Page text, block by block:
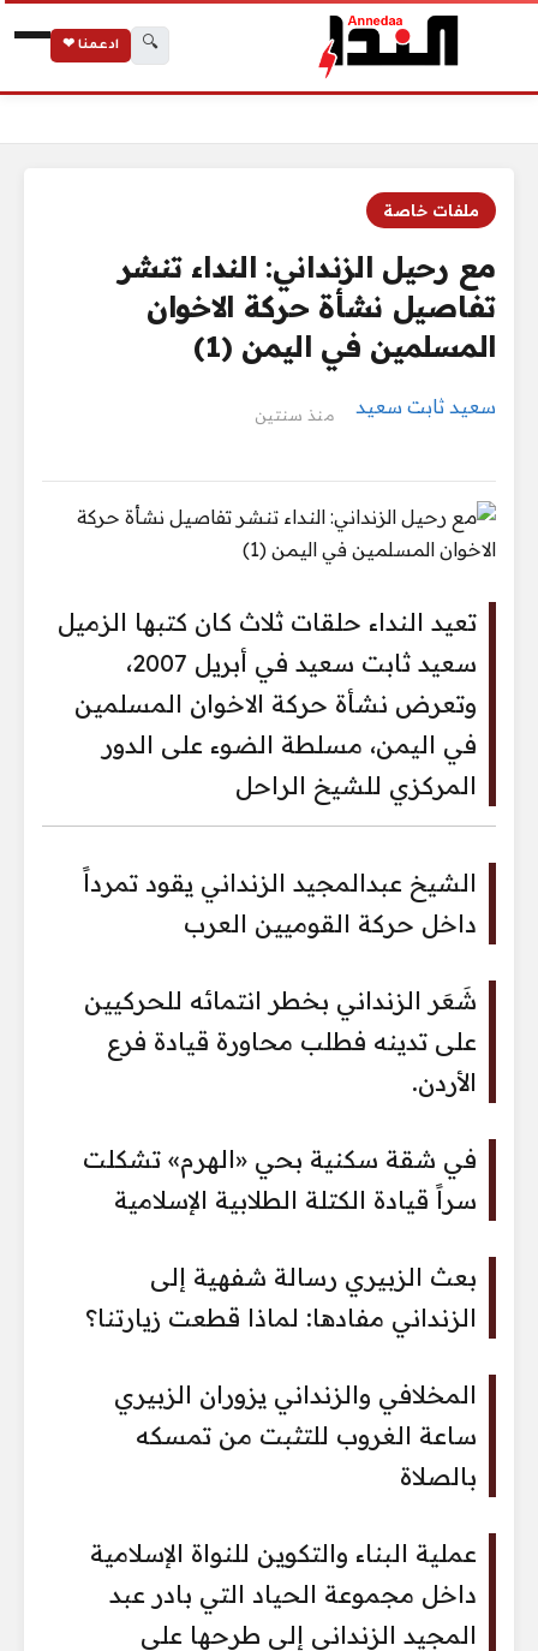
🔍 ادعمنا ❤
ملفات خاصة
مع رحيل الزنداني: النداء تنشر
تفاصيل نشأة حركة الاخوان
المسلمين في اليمن (1)
سعيد ثابت سعيد منذ سنتين
تعيد النداء حلقات ثلاث كان كتبها الزميل
سعيد ثابت سعيد في أبريل 2007،
وتعرض نشأة حركة الاخوان المسلمين
في اليمن، مسلطة الضوء على الدور
المركزي للشيخ الراحل
الشيخ عبدالمجيد الزنداني يقود تمرداً
داخل حركة القوميين العرب
شَعَر الزنداني بخطر انتمائه للحركيين
على تدينه فطلب محاورة قيادة فرع
الأردن.
في شقة سكنية بحي «الهرم» تشكلت
سراً قيادة الكتلة الطلابية الإسلامية
بعث الزبيري رسالة شفهية إلى
الزنداني مفادها: لماذا قطعت زيارتنا؟
المخلافي والزنداني يزوران الزبيري
ساعة الغروب للتثبت من تمسكه
بالصلاة
عملية البناء والتكوين للنواة الإسلامية
داخل مجموعة الحياد التي بادر عبد
المجيد الزنداني إلى طرحها على